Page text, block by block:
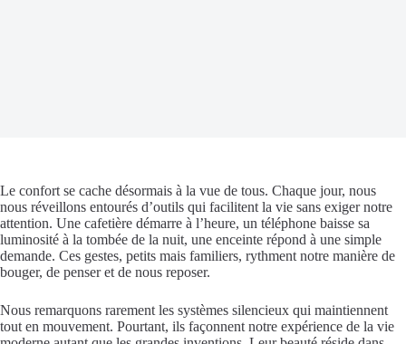
Le confort se cache désormais à la vue de tous. Chaque jour, nous
nous réveillons entourés d’outils qui facilitent la vie sans exiger notre
attention. Une cafetière démarre à l’heure, un téléphone baisse sa
luminosité à la tombée de la nuit, une enceinte répond à une simple
demande. Ces gestes, petits mais familiers, rythment notre manière de
bouger, de penser et de nous reposer.
Nous remarquons rarement les systèmes silencieux qui maintiennent
tout en mouvement. Pourtant, ils façonnent notre expérience de la vie